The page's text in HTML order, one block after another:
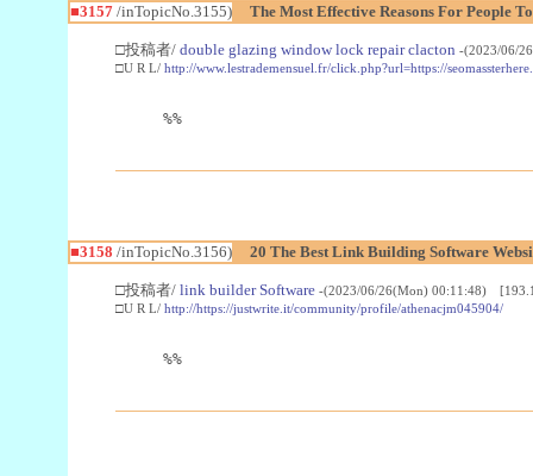
■3157/inTopicNo.3155) The Most Effective Reasons For People
□投稿者/ double glazing window lock repair clacton -(2023/06/
□U R L/ http://www.lestrademensuel.fr/click.php?url=https://
%%
■3158 /inTopicNo.3156) 20 The Best Link Building Software
□投稿者/ link builder Software -(2023/06/26(Mon) 00:11:48)
□U R L/ http://https://justwrite.it/community/profile/athenacjm045904/
%%